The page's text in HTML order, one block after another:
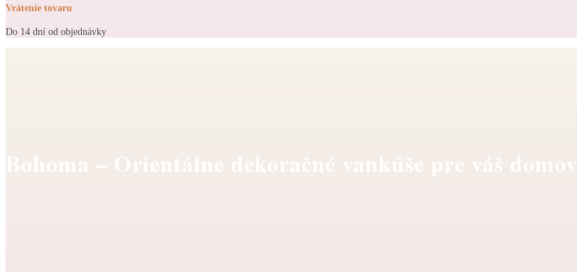
Vrátenie tovaru
Do 14 dní od objednávky
Bohoma – Orientálne dekoračné vankúše pre váš domov